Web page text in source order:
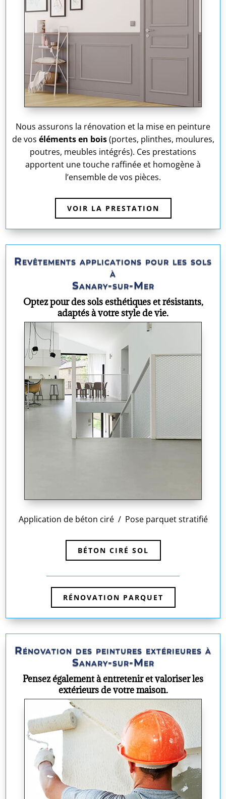
Nous assurons la rénovation et la mise en peinture
de vos éléments en bois(portes, plinthes, moulures,
poutres, meubles intégrés). Ces prestations
apportent une touche raffinée et homogène à
l’ensemble de vos pièces.
VOIR LA PRESTATION
Revêtements applications pour les sols
à
Sanary-sur-Mer
Optez pour des sols esthétiques et résistants,
adaptés à votre style de vie.
Application de béton ciré / Pose parquet stratifié
BÉTON CIRÉ SOL
RÉNOVATION PARQUET
Rénovation des peintures extérieures à
Sanary-sur-Mer
Pensez également à entretenir et valoriser les
extérieurs de votre maison.